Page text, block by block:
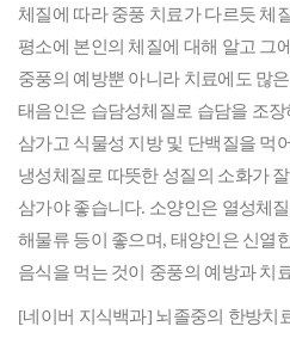
체질에 따라 중풍 치료가 다르듯 체
평소에 본인의 체질에 대해 알고 그
중풍의 예방뿐 아니라 치료에도 많
태음인은 습담성체질로 습담을 조
삼가고 식물성 지방 및 단백질을 먹
냉성체질로 따뜻한 성질의 소화가
삼가야 좋습니다. 소양인은 열성체
해물류 등이 좋으며, 태양인은 신열
음식을 먹는 것이 중풍의 예방과 치
[네이버 지식백과] 뇌졸중의 한방치